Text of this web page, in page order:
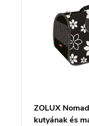
ZOLUX
kutyának és